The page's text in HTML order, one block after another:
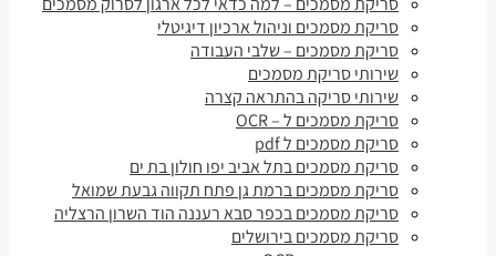
סריקת מסמכים וניהול ארכיון דיגיטלי
סריקת מסמכים – שלבי העבודה
שירותי סריקת מסמכים
שירותי סריקה בהתראה קצרה
סריקת מסמכים ל – OCR
סריקת מסמכים ל pdf
סריקת מסמכים בתל אביב יפו חולון בת ים
סריקת מסמכים ברמת גן פתח תקווה גבעת שמואל
סריקת מסמכים בכפר סבא רעננה הוד השרון הרצליה
סריקת מסמכים בירושלים